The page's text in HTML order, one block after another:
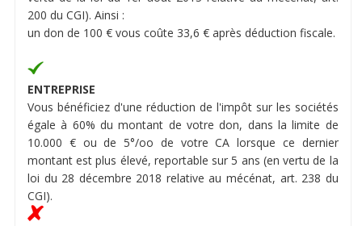
200 du CGI). Ainsi :
un don de 100 € vous coûte 33,6 € après déduction fiscale.
ENTREPRISE
Vous bénéficiez d'une réduction de l'impôt sur les sociétés
égale à 60% du montant de votre don, dans la limite de
10.000 € ou de 5°/oo de votre CA lorsque ce dernier
montant est plus élevé, reportable sur 5 ans (en vertu de la
loi du 28 décembre 2018 relative au mécénat, art. 238 du
CGI).